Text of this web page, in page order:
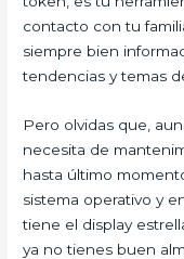
contacto con tu
siempre bien
tendencias y temas
Pero olvidas que,
necesita de
hasta último
sistema operativo y
tiene el display
ya no tienes buen